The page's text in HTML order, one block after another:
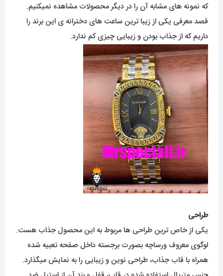
که نمونه های مشابه آن را در دیگر محصولات مشاهده نمیکنیم.
قصد معرفی یکی از زیبا ترین ساعت های دخترانه ی این برند را
داریم که از جذاب بودن و زیبایی چیزی کم ندارد.
طراحی
یکی از خاص ترین طراحی ها مربوط به این محصول جذاب هست.
لوگوی معروف ورساچه بصورت برجسته داخل صفحه تعبیه شده
همراه با قاب جذاب، طراحی نوین و زیبایی را به نمایش میگذارد.